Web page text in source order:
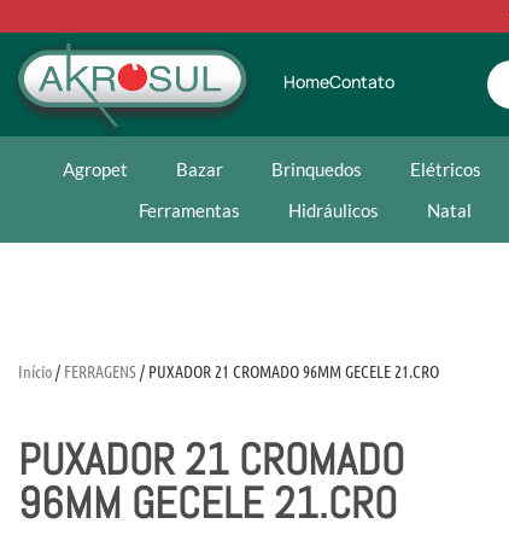
HomeContato
Agropet Bazar Brinquedos Elétricos
Ferramentas
Hidráulicos Natal
Início/ FERRAGENS/ PUXADOR 21 CROMADO 96MM GECELE 21.CRO
PUXADOR 21 CROMADO
96MM GECELE 21.CRO